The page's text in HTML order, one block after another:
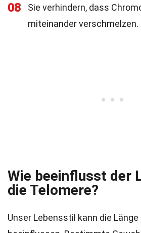
08
Sie verhindern, dass
miteinander verschmelzen.
Wie beeinflusst der
die Telomere?
Unser Lebensstil kann die